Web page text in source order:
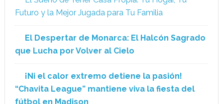
Futuro y la Mejor Jugada para Tu Familia
El Despertar de Monarca: El Halcón Sagrado
que Lucha por Volver al Cielo
¡Ni el calor extremo detiene la pasión!
“Chavita League” mantiene viva la fiesta del
fútbol en Madison